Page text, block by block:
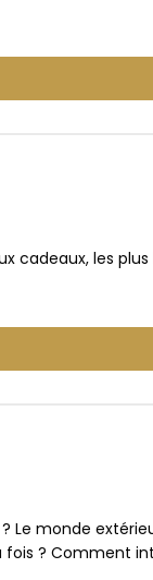
les plus
? Le monde
? Comment